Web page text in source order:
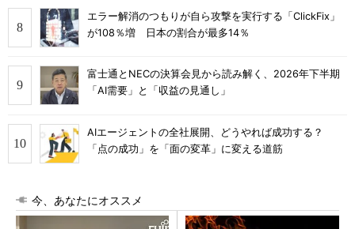
エラー解消のつもりが自ら攻撃を実行する「ClickFix」
が108％増 日本の割合が最多14％
富士通とNECの決算会見から読み解く、2026年下半期
「AI需要」と「収益の見通し」
AIエージェントの全社展開、どうやれば成功する？
「点の成功」を「面の変革」に変える道筋
今、あなたにオススメ